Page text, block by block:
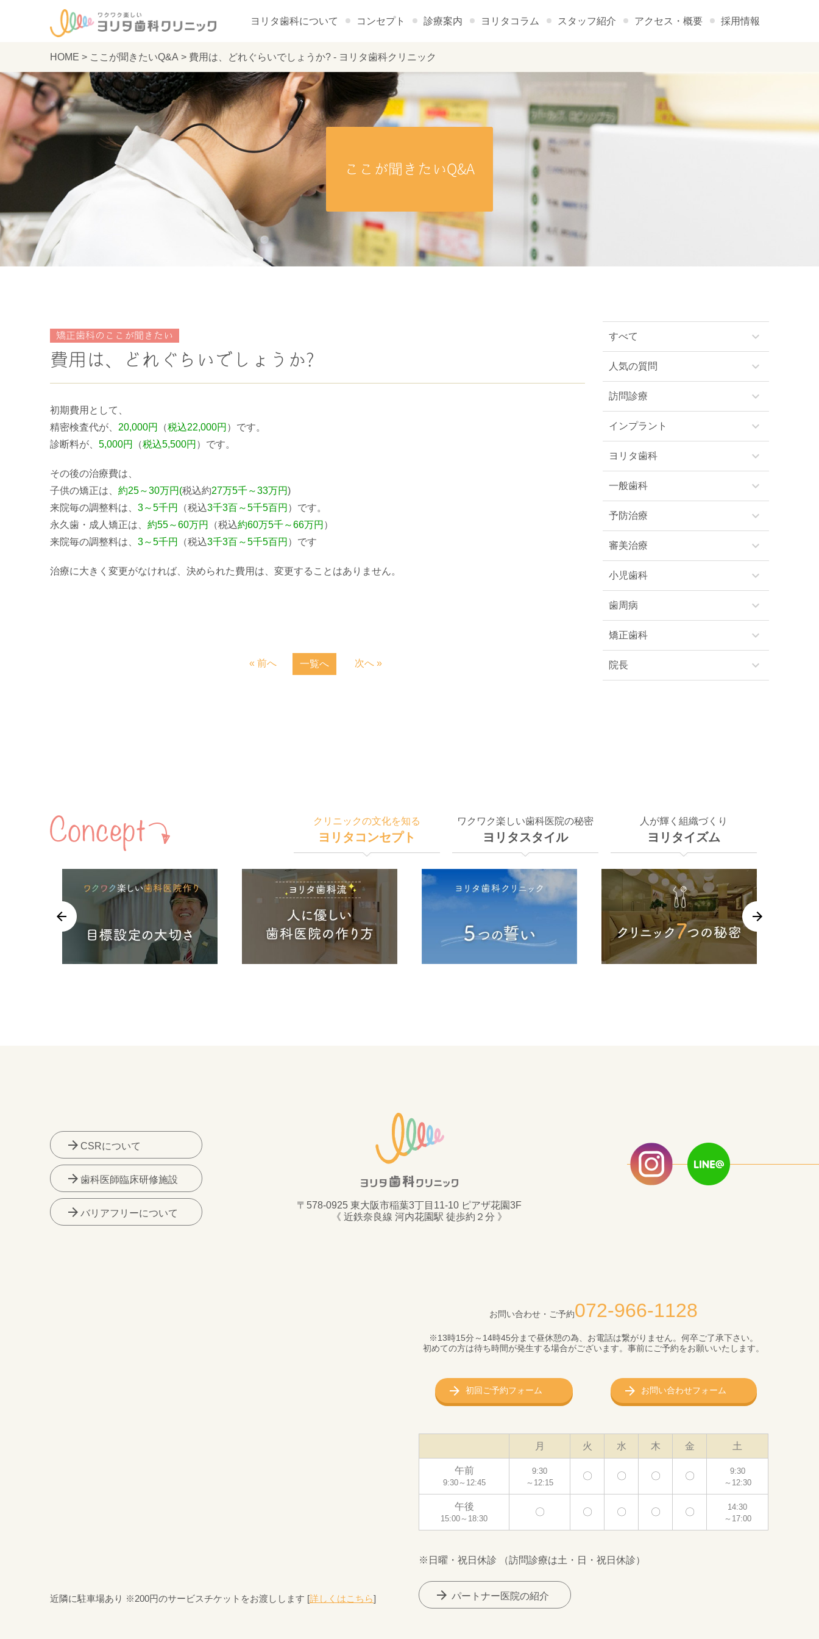
ヨリタ歯科について コンセプト 診療案内 ヨリタコラム スタッフ紹介 アクセス・概要 採用情報
HOME > ここが聞きたいQ&A > 費用は、どれぐらいでしょうか? - ヨリタ歯科クリニック
ここが聞きたいQ&A
矯正歯科のここが聞きたい
費用は、どれぐらいでしょうか?
初期費用として、
精密検査代が、 20,000円 （税込22,000円 ）です。
診断料が、 5,000円 （税込5,500円 ）です。
その後の治療費は、
子供の矯正は、 約25～30万円(税込約27万5千～33万円)
来院毎の調整料は、 3～5千円 （税込3千3百～5千5百円 ）です。
永久歯・成人矯正は、 約55～60万円 （税込約60万5千～66万円 ）
来院毎の調整料は、 3～5千円 （税込3千3百～5千5百円 ）です
治療に大きく変更がなければ、決められた費用は、変更することはありません。
« 前へ 一覧へ 次へ »
すべて keyboard_arrow_down
人気の質問 keyboard_arrow_down
訪問診療 keyboard_arrow_down
インプラント keyboard_arrow_down
ヨリタ歯科 keyboard_arrow_down
一般歯科 keyboard_arrow_down
予防治療 keyboard_arrow_down
審美治療 keyboard_arrow_down
小児歯科 keyboard_arrow_down
歯周病 keyboard_arrow_down
矯正歯科 keyboard_arrow_down
院長 keyboard_arrow_down
クリニックの文化を知る
ヨリタコンセプト
ワクワク楽しい歯科医院の秘密
ヨリタスタイル
人が輝く組織づくり
ヨリタイズム
arrow_forward CSRについて
arrow_forward 歯科医師臨床研修施設
arrow_forward バリアフリーについて
〒578-0925 東大阪市稲葉3丁目11-10 ピアザ花園3F
《 近鉄奈良線 河内花園駅 徒歩約２分 》
近隣に駐車場あり ※200円のサービスチケットをお渡しします [詳しくはこちら]
お問い合わせ・ご予約072-966-1128
※13時15分～14時45分まで昼休憩の為、お電話は繋がりません。何卒ご了承下さい。
初めての方は待ち時間が発生する場合がございます。事前にご予約をお願いいたします。
初回ご予約フォーム お問い合わせフォーム
月 火 水 木 金 土
午前
9:30～12:45
9:30
～12:15
〇 〇 〇 〇
9:30
～12:30
午後
15:00～18:30
〇 〇 〇 〇 〇
14:30
～17:00
※日曜・祝日休診 （訪問診療は土・日・祝日休診）
arrow_forward パートナー医院の紹介